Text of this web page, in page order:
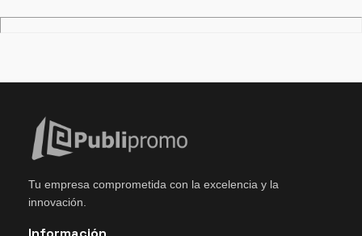
Tu empresa comprometida con la excelencia y la
innovación.